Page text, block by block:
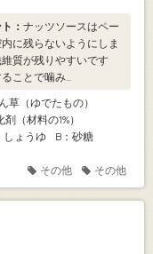
： ナッツソースはペー
に残らないようにしま
質が残りやすいです
ことで噛み...
草（ゆでたもの）
（材料の1%）
しょうゆ
B：砂糖
その他
その他